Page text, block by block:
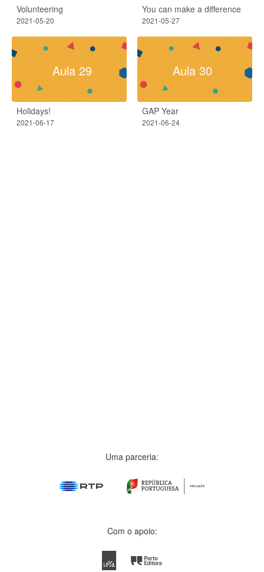
Volunteering
2021-05-20
You can make a difference
2021-05-27
Aula 29
Holidays!
2021-06-17
Aula 30
GAP Year
2021-06-24
Uma parceria:
Com o apoio: